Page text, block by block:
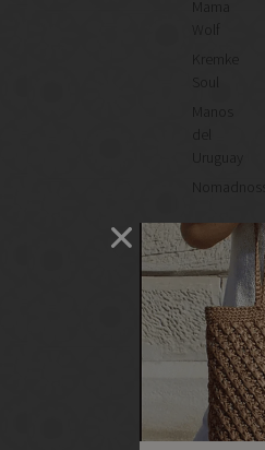
Mama
Wolf
Kremke
Manos
Uruguay
Nomadnoss